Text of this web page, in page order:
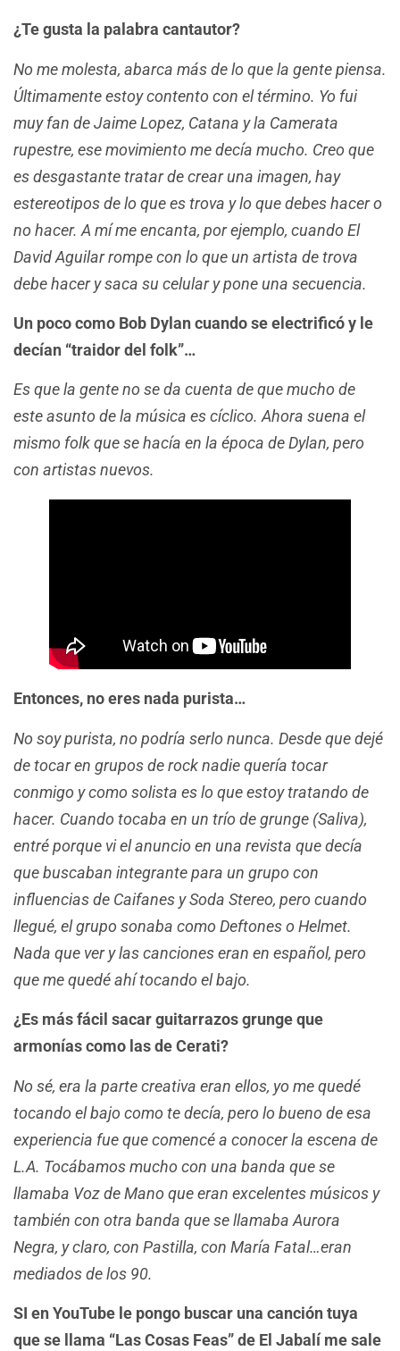
¿Te gusta la palabra cantautor?
No me molesta, abarca más de lo que la gente piensa.
Últimamente estoy contento con el término. Yo fui
muy fan de Jaime Lopez, Catana y la Camerata
rupestre, ese movimiento me decía mucho. Creo que
es desgastante tratar de crear una imagen, hay
estereotipos de lo que es trova y lo que debes hacer o
no hacer. A mí me encanta, por ejemplo, cuando El
David Aguilar rompe con lo que un artista de trova
debe hacer y saca su celular y pone una secuencia.
Un poco como Bob Dylan cuando se electrificó y le
decían “traidor del folk”…
Es que la gente no se da cuenta de que mucho de
este asunto de la música es cíclico. Ahora suena el
mismo folk que se hacía en la época de Dylan, pero
con artistas nuevos.
Entonces, no eres nada purista…
No soy purista, no podría serlo nunca. Desde que dejé
de tocar en grupos de rock nadie quería tocar
conmigo y como solista es lo que estoy tratando de
hacer. Cuando tocaba en un trío de grunge (Saliva),
entré porque vi el anuncio en una revista que decía
que buscaban integrante para un grupo con
influencias de Caifanes y Soda Stereo, pero cuando
llegué, el grupo sonaba como Deftones o Helmet.
Nada que ver y las canciones eran en español, pero
que me quedé ahí tocando el bajo.
¿Es más fácil sacar guitarrazos grunge que
armonías como las de Cerati?
No sé, era la parte creativa eran ellos, yo me quedé
tocando el bajo como te decía, pero lo bueno de esa
experiencia fue que comencé a conocer la escena de
L.A. Tocábamos mucho con una banda que se
llamaba Voz de Mano que eran excelentes músicos y
también con otra banda que se llamaba Aurora
Negra, y claro, con Pastilla, con María Fatal…eran
mediados de los 90.
SI en YouTube le pongo buscar una canción tuya
que se llama “Las Cosas Feas” de El Jabalí me sale